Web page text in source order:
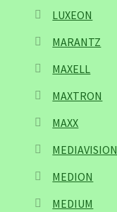
LUXEON
MARANTZ
MAXELL
MAXTRON
MAXX
MEDIAVISION
MEDION
MEDIUM